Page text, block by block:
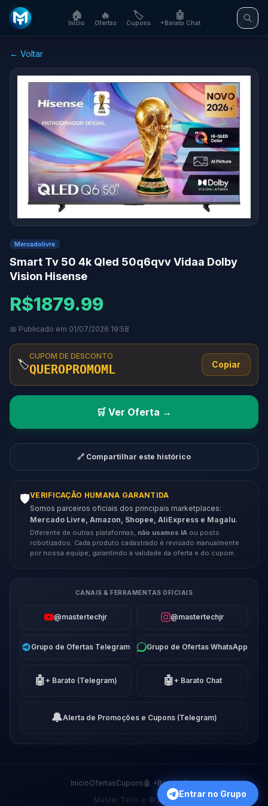
🏠
Início
🔥
Ofertas
🏷️
Cupons
🤖
+Barato Chat
← Voltar
Mercadolivre
Smart Tv 50 4k Qled 50q6qvv Vidaa Dolby
Vision Hisense
R$1879.99
📅 Publicado em 01/07/2026 19:58
🏷️
CUPOM DE DESCONTO
QUEROPROMOML Copiar
🛒 Ver Oferta →
🔗 Compartilhar este histórico
🛡️VERIFICAÇÃO HUMANA GARANTIDA
Somos parceiros oficiais dos principais marketplaces:
Mercado Livre, Amazon, Shopee, AliExpress e Magalu.
Diferente de outras plataformas, não usamos IA ou posts
robotizados. Cada produto cadastrado é revisado manualmente
por nossa equipe, garantindo a validade da oferta e do cupom.
CANAIS & FERRAMENTAS OFICIAIS
@mastertechjr @mastertechjr
Grupo de Ofertas Telegram Grupo de Ofertas WhatsApp
🤖+ Barato (Telegram) 🤖+ Barato Chat
🔔Alerta de Promoções e Cupons (Telegram)
InícioOfertasCupons🤖 +Barato Chat
Master Tech Jr © 2026
Entrar no Grupo